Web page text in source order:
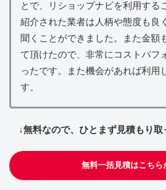
とで、リショップナビを利用する
紹介された業者は人柄や態度も良
聞くことができました。また金額
て頂けたので、非常にコストパフ
ったです。また機会があれば利用
す。
↓無料なので、ひとまず見積もり取
無料一括見積はこちら